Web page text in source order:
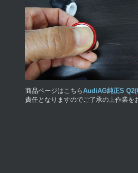
商品ページはこちらAudiAG純正S
責任となりますのでご了承の上作業を